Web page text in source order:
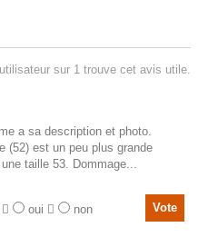
utilisateur sur 1 trouve cet avis utile.
a sa description et photo.
(52) est un peu plus grande
taille 53. Dommage...
oui
non